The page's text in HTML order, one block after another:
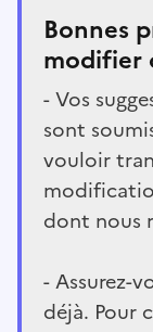
Bonnes
modifier
- Vos
sont
vouloir
dont nous
- Assurez-
déjà. Pour